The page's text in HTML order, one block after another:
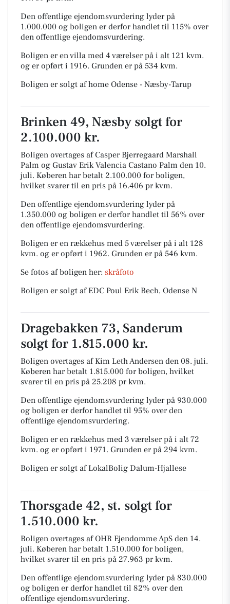
Den offentlige ejendomsvurdering lyder på
1.000.000 og boligen er derfor handlet til 115% over
den offentlige ejendomsvurdering.
Boligen er en villa med 4 værelser på i alt 121 kvm.
og er opført i 1916. Grunden er på 534 kvm.
Boligen er solgt af home Odense - Næsby-Tarup
Brinken 49, Næsby solgt for
2.100.000 kr.
Boligen overtages af Casper Bjerregaard Marshall
Palm og Gustav Erik Valencia Castano Palm den 10.
juli. Køberen har betalt 2.100.000 for boligen,
hvilket svarer til en pris på 16.406 pr kvm.
Den offentlige ejendomsvurdering lyder på
1.350.000 og boligen er derfor handlet til 56% over
den offentlige ejendomsvurdering.
Boligen er en rækkehus med 5 værelser på i alt 128
kvm. og er opført i 1962. Grunden er på 546 kvm.
Se fotos af boligen her: skråfoto
Boligen er solgt af EDC Poul Erik Bech, Odense N
Dragebakken 73, Sanderum
solgt for 1.815.000 kr.
Boligen overtages af Kim Leth Andersen den 08. juli.
Køberen har betalt 1.815.000 for boligen, hvilket
svarer til en pris på 25.208 pr kvm.
Den offentlige ejendomsvurdering lyder på 930.000
og boligen er derfor handlet til 95% over den
offentlige ejendomsvurdering.
Boligen er en rækkehus med 3 værelser på i alt 72
kvm. og er opført i 1971. Grunden er på 294 kvm.
Boligen er solgt af LokalBolig Dalum-Hjallese
Thorsgade 42, st. solgt for
1.510.000 kr.
Boligen overtages af OHR Ejendomme ApS den 14.
juli. Køberen har betalt 1.510.000 for boligen,
hvilket svarer til en pris på 27.963 pr kvm.
Den offentlige ejendomsvurdering lyder på 830.000
og boligen er derfor handlet til 82% over den
offentlige ejendomsvurdering.